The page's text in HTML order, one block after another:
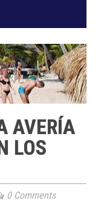
AVERÍA
LOS
0 Comments